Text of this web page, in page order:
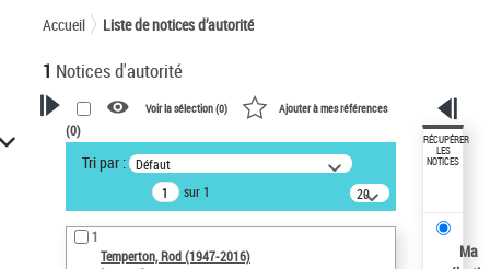
Accueil Liste de notices d’autorité
1 Notices d'autorité
VOTRE RECHERCHE
Recherche avancée dans les
notices d’autorité
Œuvres liées à l'auteur :
Temperton, Rod (1947-2016)
Voir la sélection (0) Ajouter à mes références
(0)
Tri par : Défaut
sur 1
20
résultats/page
1
Temperton, Rod (1947-2016)
RÉCUPÉRER
LES
NOTICES
Ma